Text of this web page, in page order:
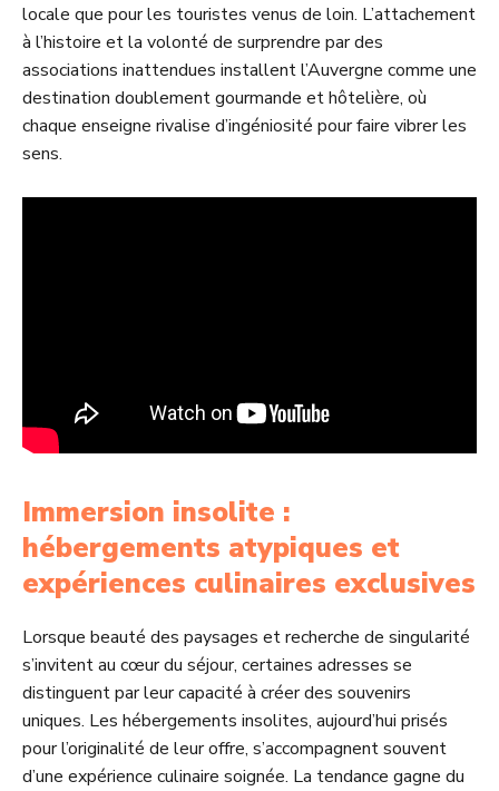
locale que pour les touristes venus de loin. L’attachement
à l’histoire et la volonté de surprendre par des
associations inattendues installent l’Auvergne comme une
destination doublement gourmande et hôtelière, où
chaque enseigne rivalise d’ingéniosité pour faire vibrer les
sens.
Immersion insolite :
hébergements atypiques et
expériences culinaires exclusives
Lorsque beauté des paysages et recherche de singularité
s’invitent au cœur du séjour, certaines adresses se
distinguent par leur capacité à créer des souvenirs
uniques. Les hébergements insolites, aujourd’hui prisés
pour l’originalité de leur offre, s’accompagnent souvent
d’une expérience culinaire soignée. La tendance gagne du